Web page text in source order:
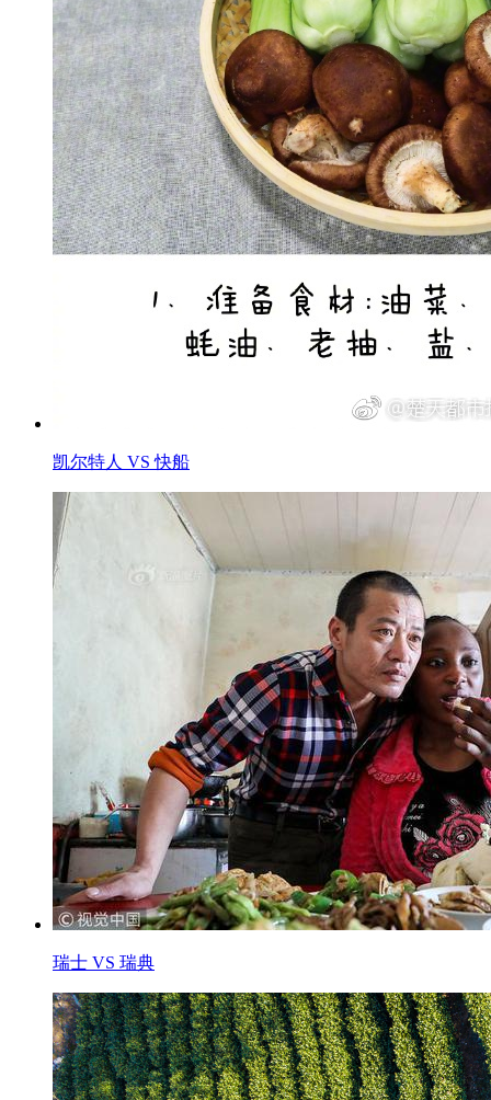
凯尔特人 VS 快船
瑞士 VS 瑞典